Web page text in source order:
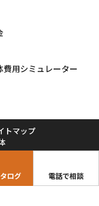
費用シミュレーター
ログ 電話で相談
トマップ